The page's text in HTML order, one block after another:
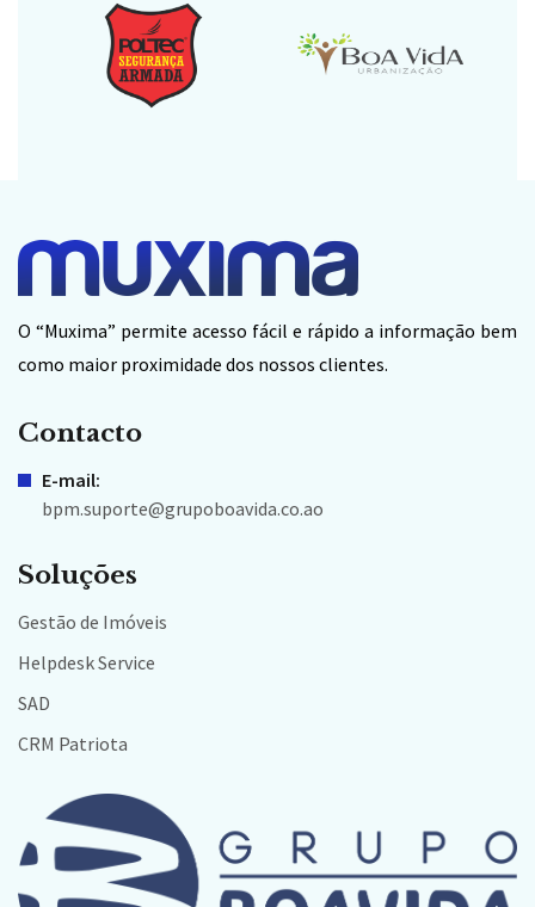
O “Muxima” permite acesso fácil e rápido a informação bem
como maior proximidade dos nossos clientes.
Contacto
E-mail:
bpm.suporte@grupoboavida.co.ao
Soluções
Gestão de Imóveis
Helpdesk Service
SAD
CRM Patriota